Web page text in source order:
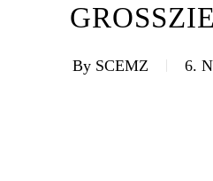
By SCEMZ 6.